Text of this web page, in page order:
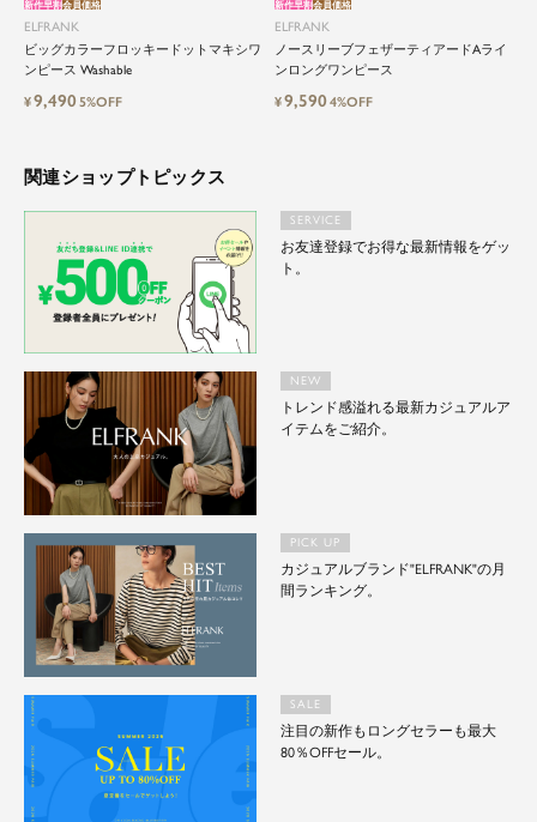
ELFRANK
ビッグカラーフロッキードットマキシワ
ンピース Washable
新作早割会員価格
¥9,4905%OFF
ELFRANK
ノースリーブフェザーティアードAライ
ンロングワンピース
新作早割会員価格
¥9,5904%OFF
関連ショップトピックス
SERVICE
お友達登録でお得な最新情報をゲッ
ト。
NEW
トレンド感溢れる最新カジュアルア
イテムをご紹介。
PICK UP
カジュアルブランド"ELFRANK"の月
間ランキング。
SALE
注目の新作もロングセラーも最大
80％OFFセール。